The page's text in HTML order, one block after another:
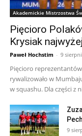
Akademickie Mistrzostwa
Pięcioro
Krysiak
Paweł Hochstim - 9
Pięcioro
rywalizowało w
w squashu. Dla części z
9